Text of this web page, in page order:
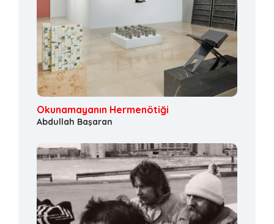
Okunamayanın Hermenötiği
Abdullah Başaran